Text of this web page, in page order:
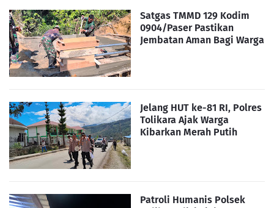
Satgas TMMD 129 Kodim
0904/Paser Pastikan
Jembatan Aman Bagi Warga
Jelang HUT ke-81 RI, Polres
Tolikara Ajak Warga
Kibarkan Merah Putih
Patroli Humanis Polsek